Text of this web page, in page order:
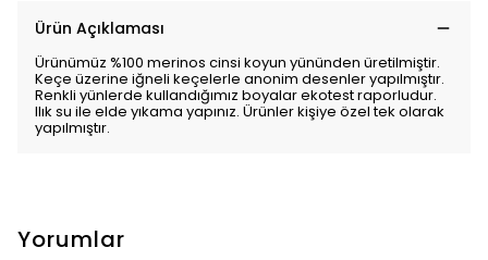
Ürün Açıklaması
Ürünümüz %100 merinos cinsi koyun yününden üretilmiştir.
Keçe üzerine iğneli keçelerle anonim desenler yapılmıştır.
Renkli yünlerde kullandığımız boyalar ekotest raporludur.
Ilık su ile elde yıkama yapınız. Ürünler kişiye özel tek olarak
yapılmıştır.
Yorumlar